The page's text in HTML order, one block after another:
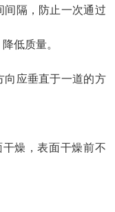
间隔，防止一次通过
低质量。
向应垂直于一道的方
燥，表面干燥前不